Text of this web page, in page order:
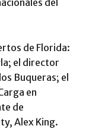
del
de Florida:
el director
Buqueras; el
en
de
Alex King.